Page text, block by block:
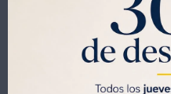
 
Métodos y costos de